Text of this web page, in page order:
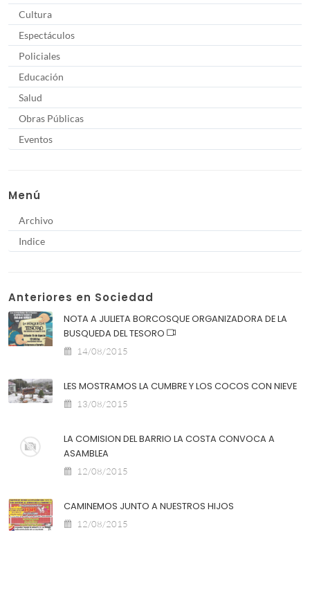
Cultura
Espectáculos
Policiales
Educación
Salud
Obras Públicas
Eventos
Menú
Archivo
Indice
Anteriores en Sociedad
NOTA A JULIETA BORCOSQUE ORGANIZADORA DE LA
BUSQUEDA DEL TESORO
14/08/2015
LES MOSTRAMOS LA CUMBRE Y LOS COCOS CON NIEVE
13/08/2015
LA COMISION DEL BARRIO LA COSTA CONVOCA A
ASAMBLEA
12/08/2015
CAMINEMOS JUNTO A NUESTROS HIJOS
12/08/2015